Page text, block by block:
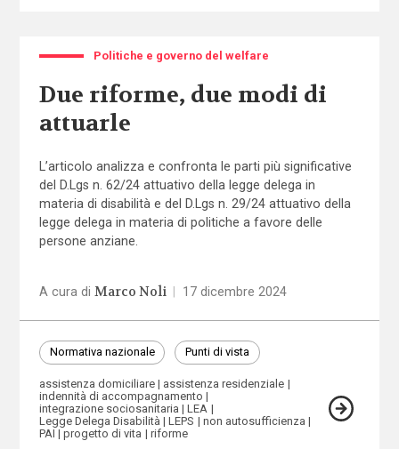
Politiche e governo del welfare
Due riforme, due modi di
attuarle
L’articolo analizza e confronta le parti più significative
del D.Lgs n. 62/24 attuativo della legge delega in
materia di disabilità e del D.Lgs n. 29/24 attuativo della
legge delega in materia di politiche a favore delle
persone anziane.
A cura di Marco Noli | 17 dicembre 2024
Normativa nazionale Punti di vista
assistenza domiciliare
assistenza residenziale
indennità di accompagnamento
integrazione sociosanitaria
LEA
Legge Delega Disabilità
LEPS
non autosufficienza
PAI
progetto di vita riforme